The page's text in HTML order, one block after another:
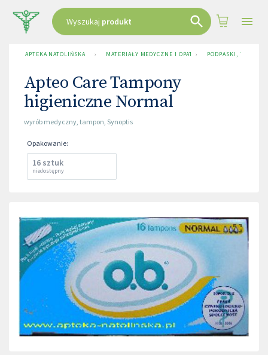
Wyszukaj produkt
APTEKA NATOLIŃSKA › MATERIAŁY MEDYCZNE I OPATRUNKOWE
› PODPASKI,
Apteo Care Tampony
higieniczne Normal
wyrób medyczny, tampon, Synoptis
Opakowanie:
16 sztuk
niedostępny